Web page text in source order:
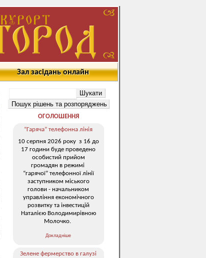
Зал засідань онлайн
ОГОЛОШЕННЯ
“Гаряча” телефонна лінія
10 серпня 2026 року з 16 до
17 години буде проведено
особистий прийом
громадян в режимі
“гарячої” телефонної лінії
заступником міського
голови - начальником
управління економічного
розвитку та інвестицій
Наталією Володимирівною
Молочко.
Докладніше
Зелене фермерство в галузі